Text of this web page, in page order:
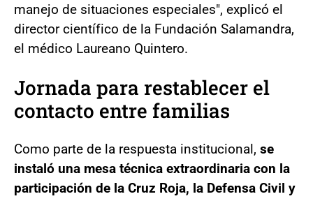
manejo de situaciones especiales", explicó el
director científico de la Fundación Salamandra,
el médico Laureano Quintero.
Jornada para restablecer el
contacto entre familias
Como parte de la respuesta institucional, se
instaló una mesa técnica extraordinaria con la
participación de la Cruz Roja, la Defensa Civil y